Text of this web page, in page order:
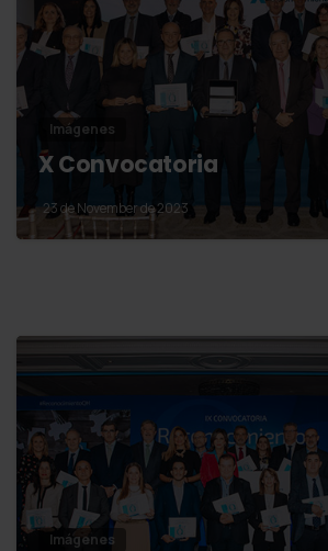
Imágenes
X Convocatoria
23 de November de 2023
Imágenes